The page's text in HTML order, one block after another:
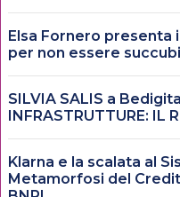
Elsa Fornero presenta
per non essere
SILVIA SALIS a
INFRASTRUTTURE: IL
Klarna e la scalata al
Metamorfosi del